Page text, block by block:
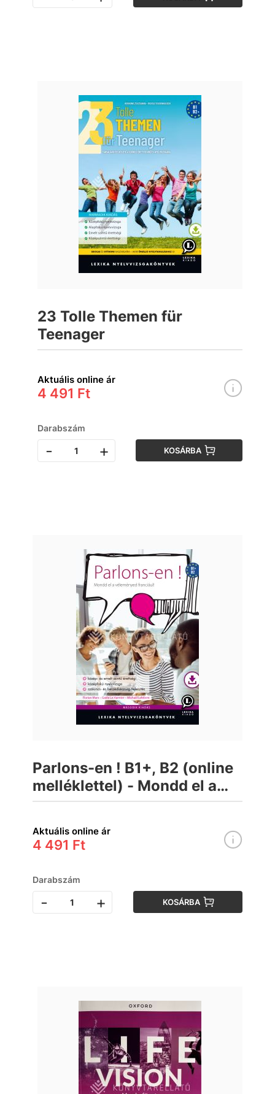
23 Tolle Themen für
Teenager
Aktuális online ár
4 491 Ft
Darabszám
- + KOSÁRBA
Parlons-en ! B1+, B2 (online
melléklettel) - Mondd el a
véleményed franciául!
Aktuális online ár
4 491 Ft
Darabszám
- + KOSÁRBA